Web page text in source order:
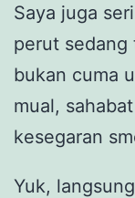
Saya juga
perut sedang
bukan cuma
mual,
kesegaran
Yuk,